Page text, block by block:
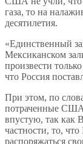
газа, то на
десятилетия.
«Единственный
Мексиканском
произвести
что Россия
При этом, по
потраченные США
впустую, так как
частности, то,
распоряжаться